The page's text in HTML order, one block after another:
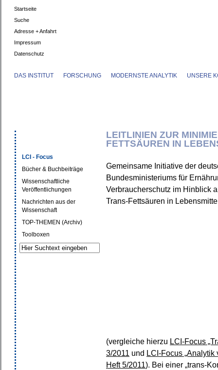
Startseite
Suche
Adresse + Anfahrt
Impressum
Datenschutz
DAS INSTITUT FORSCHUNG MODERNSTE ANALYTIK UNSERE
LCI - Focus
Bücher & Buchbeiträge
Wissenschaftliche
Veröffentlichungen
Nachrichten aus der
Wissenschaft
TOP-THEMEN (Archiv)
Toolboxen
LEITLINIEN ZUR
FETTSÄUREN IN
Gemeinsame Initiative der
Bundesministeriums für
Verbraucherschutz im Hinblick
Trans-Fettsäuren in
(vergleiche hierzu LCI-Focus
3/2011 und LCI-Focus
Heft 5/2011). Bei einer „trans-